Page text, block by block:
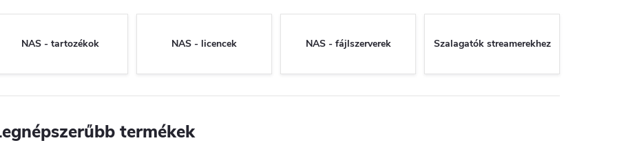
NAS - tartozékok NAS - licencek NAS - fájlszerverek Szalagatók streamerekhez
termékek